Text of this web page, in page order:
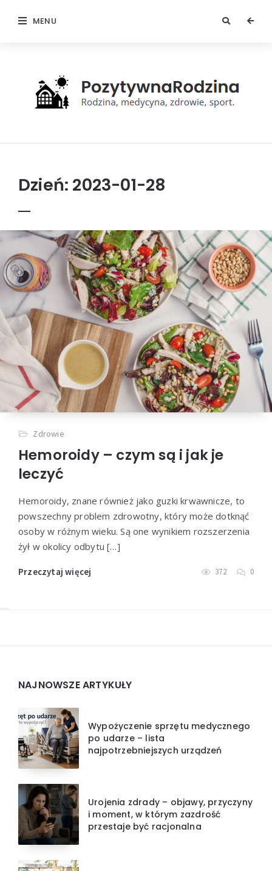
MENU
Dzień: 2023-01-28
Zdrowie
Hemoroidy – czym są i jak je
leczyć
Hemoroidy, znane również jako guzki krwawnicze, to
powszechny problem zdrowotny, który może dotknąć
osoby w różnym wieku. Są one wynikiem rozszerzenia
żył w okolicy odbytu […]
Przeczytaj więcej 372 0
NAJNOWSZE ARTYKUŁY
Wypożyczenie sprzętu medycznego
po udarze – lista
najpotrzebniejszych urządzeń
Urojenia zdrady – objawy, przyczyny
i moment, w którym zazdrość
przestaje być racjonalna